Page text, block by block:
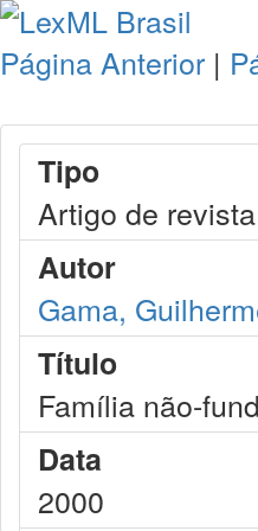
Página Anterior |
Tipo
Artigo de revista
Autor
Gama,
Título
Família não-
Data
2000